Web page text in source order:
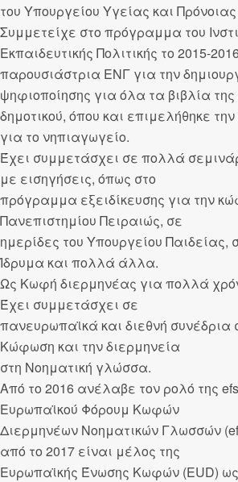
του Υπουργείου Υγείας και
Συμμετείχε στο πρόγραμμα του
Εκπαιδευτικής Πολιτικής το 2015-
παρουσιάστρια ΕΝΓ για την
ψηφιοποίησης για όλα τα βιβλία της
δημοτικού, όπου και επιμελήθηκε
για το νηπιαγωγείο.
Έχει συμμετάσχει σε πολλά
με εισηγήσεις, όπως στο
πρόγραμμα εξειδίκευσης για την
Πανεπιστημίου Πειραιώς, σε
ημερίδες του Υπουργείου Παιδείας,
Ίδρυμα και πολλά άλλα.
Ως Κωφή διερμηνέας για πολλά
Έχει συμμετάσχει σε
πανευρωπαϊκά και διεθνή συνέδρια
Κώφωση και την διερμηνεία
στη Νοηματική γλώσσα.
Από το 2016 ανέλαβε τον ρολό της
Ευρωπαϊκού Φόρουμ Κωφών
Διερμηνέων Νοηματικών Γλωσσών
από το 2017 είναι μέλος της
Ευρωπαϊκής Ένωσης Κωφών (EUD)